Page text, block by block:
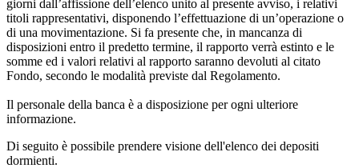
giorni dall’affissione dell’elenco unito al presente avviso, i relativi
titoli rappresentativi, disponendo l’effettuazione di un’operazione o
di una movimentazione. Si fa presente che, in mancanza di
disposizioni entro il predetto termine, il rapporto verrà estinto e le
somme ed i valori relativi al rapporto saranno devoluti al citato
Fondo, secondo le modalità previste dal Regolamento.
Il personale della banca è a disposizione per ogni ulteriore
informazione.
Di seguito è possibile prendere visione dell'elenco dei depositi
dormienti.